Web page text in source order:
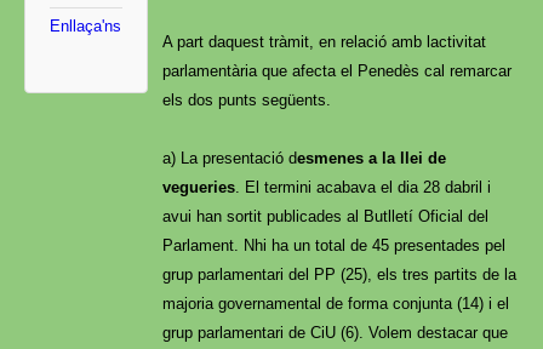
Enllaça'ns
A part daquest tràmit, en relació amb lactivitat
parlamentària que afecta el Penedès cal remarcar
els dos punts següents.
a) La presentació desmenes a la llei de
vegueries. El termini acabava el dia 28 dabril i
avui han sortit publicades al Butlletí Oficial del
Parlament. Nhi ha un total de 45 presentades pel
grup parlamentari del PP (25), els tres partits de la
majoria governamental de forma conjunta (14) i el
grup parlamentari de CiU (6). Volem destacar que